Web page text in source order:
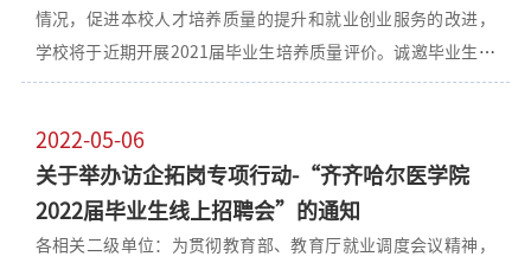
情况，促进本校人才培养质量的提升和就业创业服务的改进，
学校将于近期开展2021届毕业生培养质量评价。诚邀毕业生积
极参与！评价时间：2022年5月11日-2022年6月6日评价对
题入口将通过邮件或短信发送给各位毕业生，或直接通过下方
答题链接和二维码参与答题。郑重承诺：本问卷调研将对毕业
生个人信息严格保密，问卷所收集到的相关信息仅作分析研究
使用。请广大毕业生积极配合，如实填写。再次感谢您的信任
2022-05-06
关于举办访企拓岗专项行动-“齐齐哈尔医学院
2022届毕业生线上招聘会”的通知
各相关二级单位：为贯彻教育部、教育厅就业调度会议精神，